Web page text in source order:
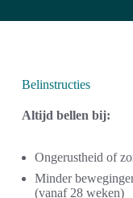
Belinstructies
Altijd bellen bij:
Ongerustheid of
Minder
(vanaf 28 weken)